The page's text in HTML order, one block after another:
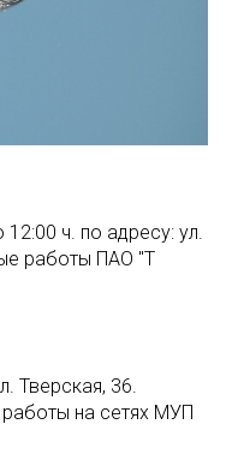
ч. по адресу: ул.
работы ПАО "Т
Тверская, 36.
на сетях МУП